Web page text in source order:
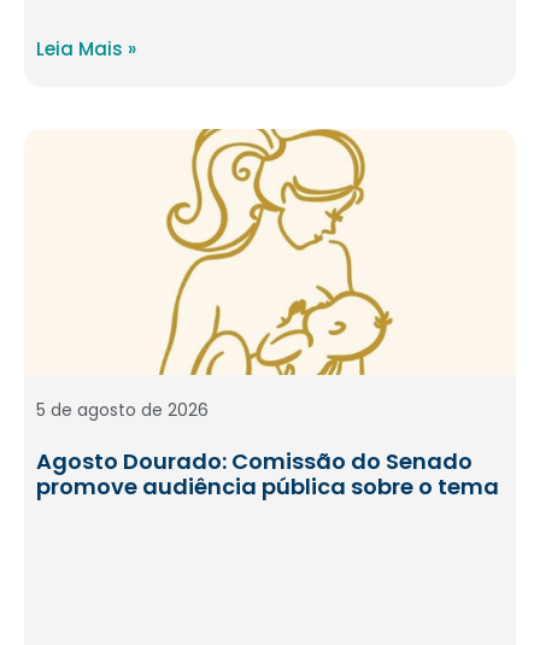
Leia Mais »
Agosto Dourado: Comissão do Senado
promove audiência pública sobre o tema
5 de agosto de 2026